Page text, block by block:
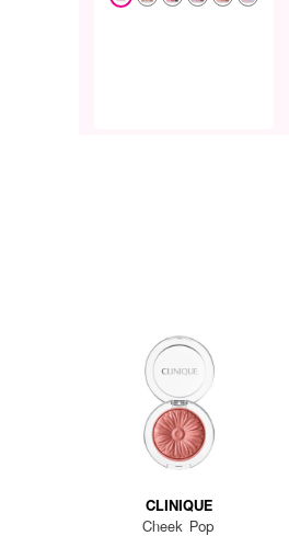
CLINIQUE
Cheek Pop